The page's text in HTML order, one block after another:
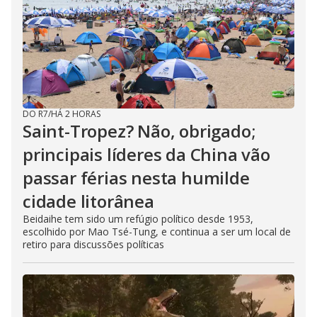
DO R7/HÁ 2 HORAS
Saint-Tropez? Não, obrigado;
principais líderes da China vão
passar férias nesta humilde
cidade litorânea
Beidaihe tem sido um refúgio político desde 1953,
escolhido por Mao Tsé-Tung, e continua a ser um local de
retiro para discussões políticas